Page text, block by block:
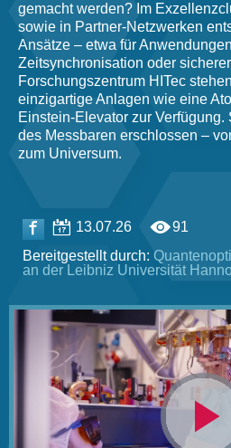
gemacht werden? Im
sowie in Partner-Netzwerken
Ansätze – etwa für
Zeitsynchronisation oder
Forschungszentrum HITec
einzigartige Anlagen wie eine
Einstein-Elevator zur
des Messbaren erschlossen –
zum Universum.
13.07.26
91
Bereitgestellt durch:
an der Leibniz Universität